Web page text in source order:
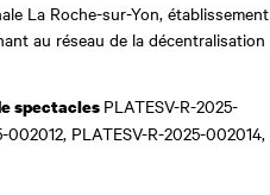
La Roche-sur-Yon, établissement
au réseau de la décentralisation
spectacles PLATESV-R-2025-
PLATESV-R-2025-002014,